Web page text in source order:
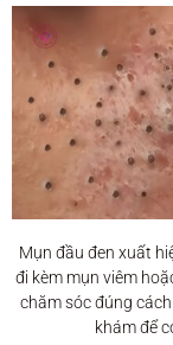
Mụn đầu đen xuất
đi kèm mụn viêm
chăm sóc đúng
khám để